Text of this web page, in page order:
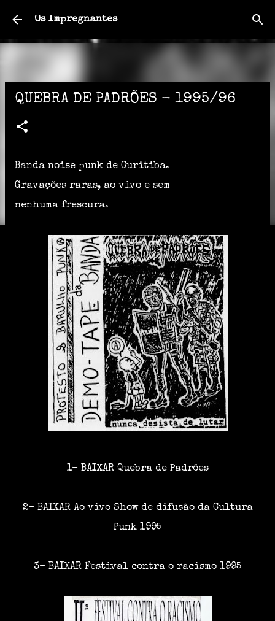
Pular para o conteúdo principal
Os Impregnantes
QUEBRA DE PADRÕES - 1995/96
Banda noise punk de Curitiba.
Gravações raras, ao vivo e sem
nenhuma frescura.
1- BAIXAR Quebra de Padrões
2- BAIXAR Ao vivo Show de difusão da Cultura
Punk 1995
3- BAIXAR Festival contra o racismo 1995